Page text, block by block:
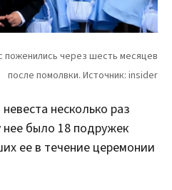
несколько раз
было 18 подружек
ее в течение церемонии